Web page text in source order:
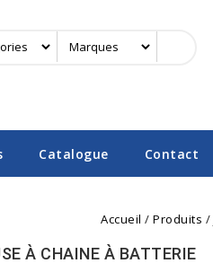
Catalogue Contact
Accueil Produits
À CHAINE À BATTERIE